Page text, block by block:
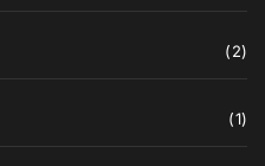
(2)
(1)